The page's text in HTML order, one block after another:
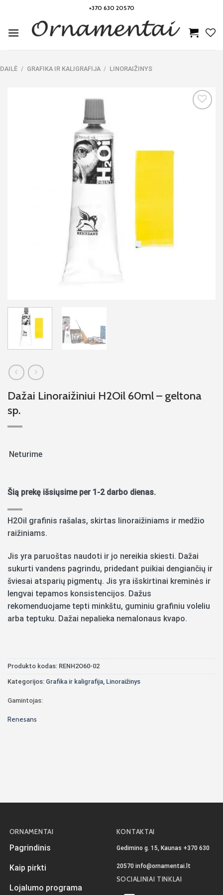
content
+370 630 20570
DAILĖ / GRAFIKA IR KALIGRAFIJA / LINORAIŽINYS
Dažai Linoraižiniui H2Oil 60ml – geltona
sp.
Neturime
Šią prekę išsiųsime per 1-2 darbo dienas.
H2Oil grafinis rašalas, skirtas linoraižiniams ir medžio
raižiniams.
Jis yra paruoštas naudoti ir jo nereikia skiesti. Dažai
sukurti vandens pagrindu, pridedant puikiai dengiančių ir
šviesai atsparių pigmentų. Jis yra išskirtinai kreminės ir
lengvai tepamos konsistencijos. Dažus
rekomenduojame tepti minkštu, guminiu grafiniu voleliu
arba teptuku. Dažai nepalieka nemalonaus kvapo.
Produkto kodas: RENH2O60-02
Kategorijos: Grafika ir kaligrafija Linoraižinys
Gamintojas:
Renesans
ORNAMENTAI
Pagrindinis
Kaip pirkti
Lojalumo programa
KONTAKTAI
Gedimino g. 15, Kaunas +370 630
20570 info@ornamentai.lt
SOCIALINIAI TINKLAI